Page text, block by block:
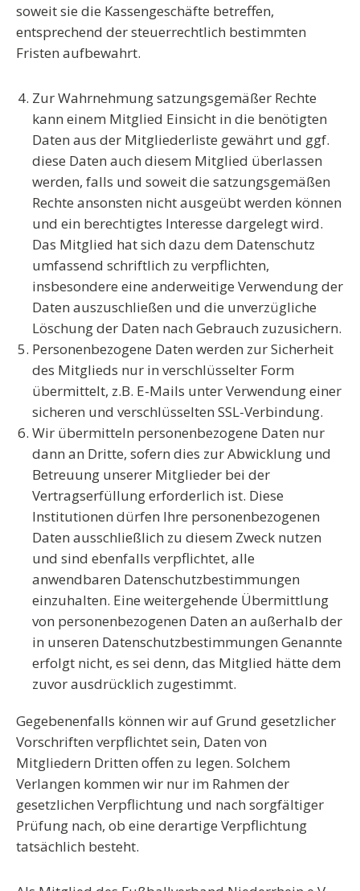
soweit sie die Kassengeschäfte betreffen,
entsprechend der steuerrechtlich bestimmten
Fristen aufbewahrt.
Zur Wahrnehmung satzungsgemäßer Rechte
kann einem Mitglied Einsicht in die benötigten
Daten aus der Mitgliederliste gewährt und ggf.
diese Daten auch diesem Mitglied überlassen
werden, falls und soweit die satzungsgemäßen
Rechte ansonsten nicht ausgeübt werden können
und ein berechtigtes Interesse dargelegt wird.
Das Mitglied hat sich dazu dem Datenschutz
umfassend schriftlich zu verpflichten,
insbesondere eine anderweitige Verwendung der
Daten auszuschließen und die unverzügliche
Löschung der Daten nach Gebrauch zuzusichern.
Personenbezogene Daten werden zur Sicherheit
des Mitglieds nur in verschlüsselter Form
übermittelt, z.B. E-Mails unter Verwendung einer
sicheren und verschlüsselten SSL-Verbindung.
Wir übermitteln personenbezogene Daten nur
dann an Dritte, sofern dies zur Abwicklung und
Betreuung unserer Mitglieder bei der
Vertragserfüllung erforderlich ist. Diese
Institutionen dürfen Ihre personenbezogenen
Daten ausschließlich zu diesem Zweck nutzen
und sind ebenfalls verpflichtet, alle
anwendbaren Datenschutzbestimmungen
einzuhalten. Eine weitergehende Übermittlung
von personenbezogenen Daten an außerhalb der
in unseren Datenschutzbestimmungen Genannte
erfolgt nicht, es sei denn, das Mitglied hätte dem
zuvor ausdrücklich zugestimmt.
Gegebenenfalls können wir auf Grund gesetzlicher
Vorschriften verpflichtet sein, Daten von
Mitgliedern Dritten offen zu legen. Solchem
Verlangen kommen wir nur im Rahmen der
gesetzlichen Verpflichtung und nach sorgfältiger
Prüfung nach, ob eine derartige Verpflichtung
tatsächlich besteht.